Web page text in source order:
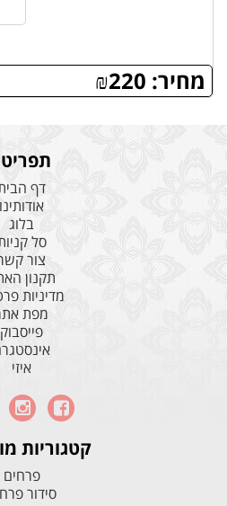
מחיר: ₪220
תפריט
דף
אודותינו
בלוג
סל
צור
תקנון
מדיניות
מפת
פייסבוק
איזי
קטגוריות
פרחים
סידור